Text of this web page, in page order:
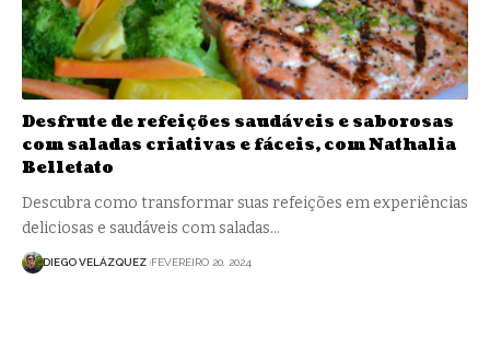
Desfrute de refeições saudáveis e saborosas
com saladas criativas e fáceis, com Nathalia
Belletato
Descubra como transformar suas refeições em experiências
deliciosas e saudáveis com saladas…
DIEGO VELÁZQUEZ FEVEREIRO 20, 2024